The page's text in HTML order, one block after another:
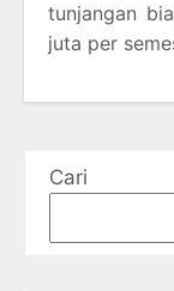
tunjangan
juta per
Cari